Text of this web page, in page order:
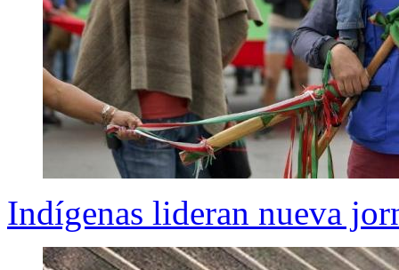
Indígenas lideran nueva